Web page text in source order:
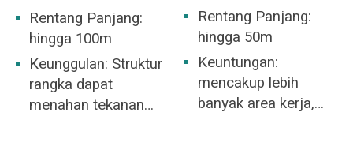
Rentang Panjang:
hingga 100m
Keunggulan: Struktur
rangka dapat
menahan tekanan
Rentang Panjang:
hingga 50m
Keuntungan:
mencakup lebih
banyak area kerja,